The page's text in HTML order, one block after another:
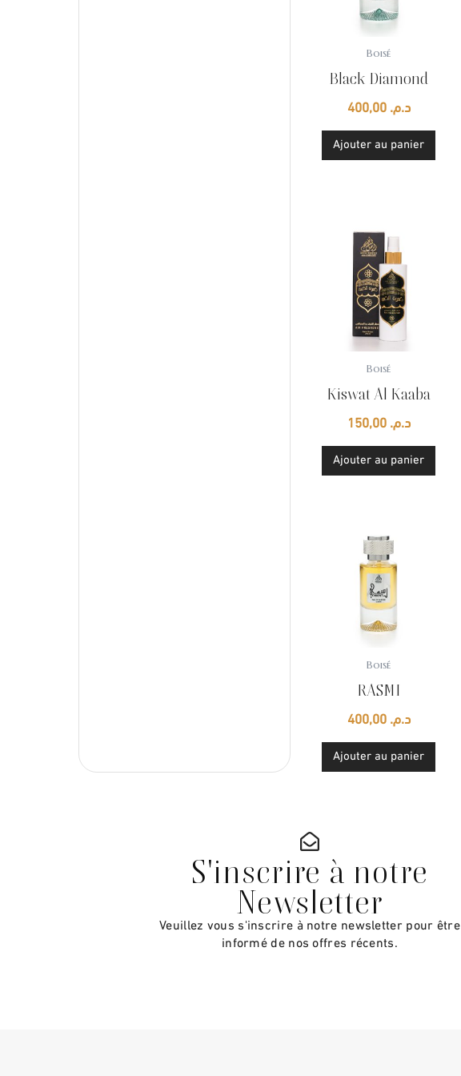
Boisé
Black Diamond
د.م. 400,00
Ajouter au panier
Boisé
Kiswat Al Kaaba
د.م. 150,00
Ajouter au panier
Boisé
RASMI
د.م. 400,00
Ajouter au panier
S'inscrire à notre
Newsletter
Veuillez vous s'inscrire à notre newsletter pour être
informé de nos offres récents.